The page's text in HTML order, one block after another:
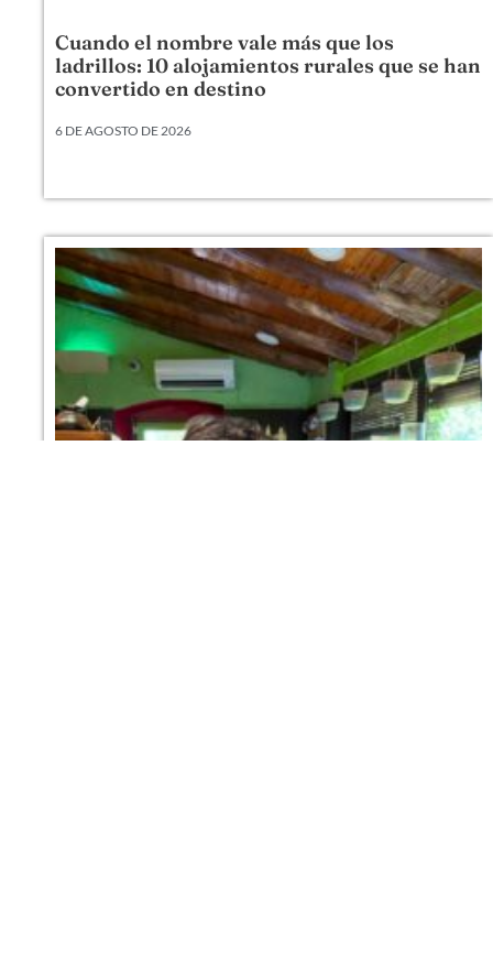
Cuando el nombre vale más que los
ladrillos: 10 alojamientos rurales que se han
convertido en destino
6 DE AGOSTO DE 2026